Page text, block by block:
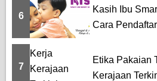
6
Kasih Ibu
Cara
7
Etika Pakaian
Kerajaan